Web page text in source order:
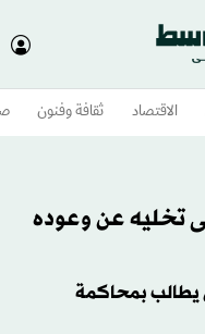
الاقتصاد ثقافة وفنون
تخليه عن وعوده
يطالب بمحاكمة